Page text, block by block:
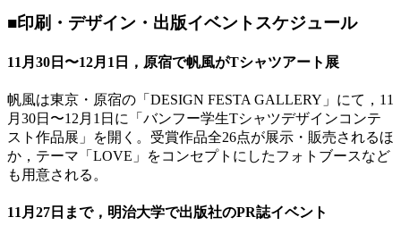
■印刷・デザイン・出版イベントスケジュール
11月30日〜12月1日，原宿で帆風がTシャツアート展
帆風は東京・原宿の「DESIGN FESTA GALLERY」にて，11
月30日〜12月1日に「バンフー学生Tシャツデザインコンテ
スト作品展」を開く。受賞作品全26点が展示・販売されるほ
か，テーマ「LOVE」をコンセプトにしたフォトブースなど
も用意される。
11月27日まで，明治大学で出版社のPR誌イベント